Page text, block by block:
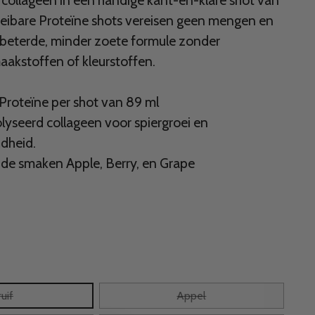
Proteïne shots vereisen geen mengen en
minder zoete formule zonder
of kleurstoffen.
per shot van 89 ml
collageen voor spiergroei en
smaken Apple, Berry, en Grape
Appel